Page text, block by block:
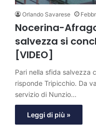
Orlando Savarese
Nocerina-
salvezza si
[VIDEO]
Pari nella sfida salvezza
risponde Tripicchio. Da
servizio di Nunzio…
Leggi di più »